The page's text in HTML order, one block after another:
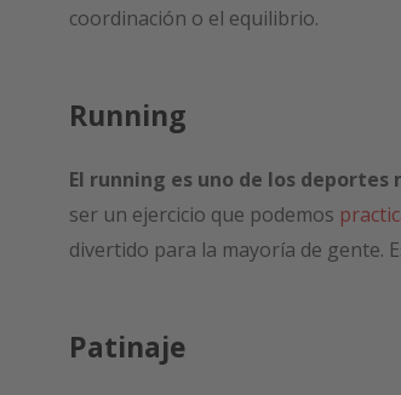
coordinación o el equilibrio.
Running
El running es uno de los
ser un ejercicio que podemos
divertido para la mayoría de gente.
Patinaje